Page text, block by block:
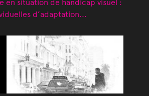
d’adaptation...